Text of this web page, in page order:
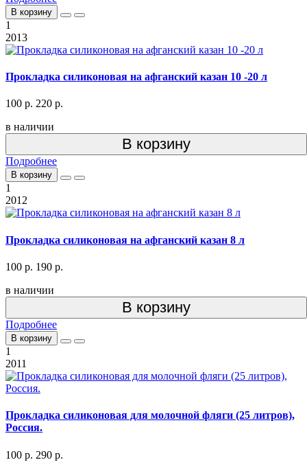
В корзину
1
2013
Прокладка силиконовая на афганский казан 10 -20 л
100 р. 220 р.
в наличии
В корзину
Подробнее
В корзину
1
2012
Прокладка силиконовая на афганский казан 8 л
100 р. 190 р.
в наличии
В корзину
Подробнее
В корзину
1
2011
Прокладка силиконовая для молочной фляги (25 литров),
Россия.
100 р. 290 р.